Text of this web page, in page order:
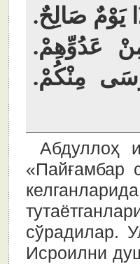
يَوْمٌ صَالِحٌ.
عَدُوِّهِمْ.
مِنْكُمْ.
Абдуллоҳ
«Пайғамбар
сўрадилар.
Исроилни